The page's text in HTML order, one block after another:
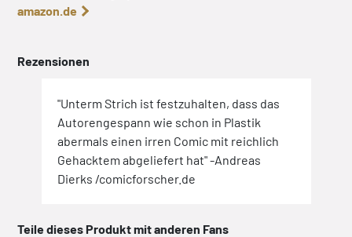
amazon.de
Rezensionen
"Unterm Strich ist festzuhalten, dass das
Autorengespann wie schon in Plastik
abermals einen irren Comic mit reichlich
Gehacktem abgeliefert hat" -Andreas
Dierks /comicforscher.de
Teile dieses Produkt mit anderen Fans